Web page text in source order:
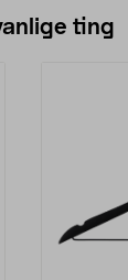
ting